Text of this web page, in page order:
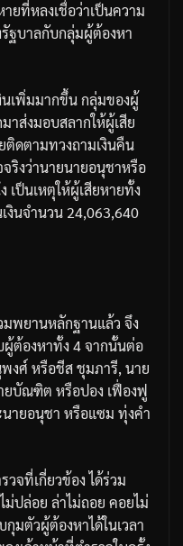
ายที่หลงเชื่อว่าเป็นความ
รัฐบาลกับกลุ่มผู้ต้องหา
นเพิ่มมากขึ้นกลุ่มของผู้
าส่งมอบสลากให้ผู้เสีย
ติดตามทวงถามเงินคืน
จริงว่านายนายอนุชาหรือ
เป็นเหตุให้ผู้เสียหายทั้ง
งินจำนวน 24,063,640
มพยานหลักฐานแล้ว จึง
ต้องหาทั้ง 4จากนั้นต่อ
งศ์ หรือชีสชุมภารี, นาย
ยบัณฑิต หรือปอง เฟื่องฟู
ายอนุชา หรือแซม ทุ่งคำ
วจที่เกี่ยวข้อง ได้ร่วม
ม่ปล่อย ล่าไม่ถอย คอยไม่
มตัวผู้ต้องหาได้ในเวลา